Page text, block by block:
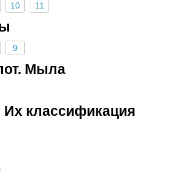
10 11
9
Мыла
Их классификация